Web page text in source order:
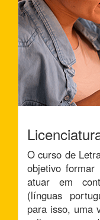
O curso de
objetivo formar
atuar em
(línguas
para isso, uma